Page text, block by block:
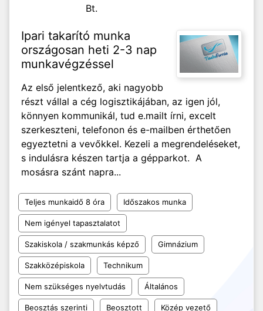
Bt.
Ipari takarító munka
országosan heti 2-3 nap
munkavégzéssel
Az első jelentkező, aki nagyobb
részt vállal a cég logisztikájában, az igen jól,
könnyen kommunikál, tud e.mailt írni, excelt
szerkeszteni, telefonon és e-mailben érthetően
egyeztetni a vevőkkel. Kezeli a megrendeléseket,
s indulásra készen tartja a gépparkot. A
mosásra szánt napra...
Teljes munkaidő 8 óra Időszakos munka
Nem igényel tapasztalatot
Szakiskola / szakmunkás képző Gimnázium
Szakközépiskola Technikum
Nem szükséges nyelvtudás Általános
Beosztás szerinti Beosztott Közép vezető